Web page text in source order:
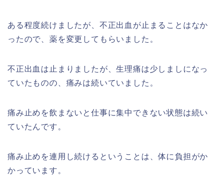
ある程度続けましたが、不正出血が止まることはなか
ったので、薬を変更してもらいました。
不正出血は止まりましたが、生理痛は少しましになっ
ていたものの、痛みは続いていました。
痛み止めを飲まないと仕事に集中できない状態は続い
ていたんです。
痛み止めを連用し続けるということは、体に負担がか
かっています。